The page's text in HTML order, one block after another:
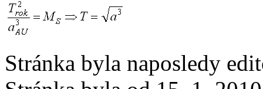
Stránka byla naposledy